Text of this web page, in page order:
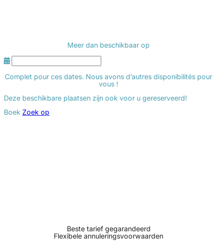
Meer dan beschikbaar op
Complet pour ces dates. Nous avons d’autres disponibilités pour
vous !
Deze beschikbare plaatsen zijn ook voor u gereserveerd!
Boek Zoek op
Beste tarief gegarandeerd
Flexibele annuleringsvoorwaarden